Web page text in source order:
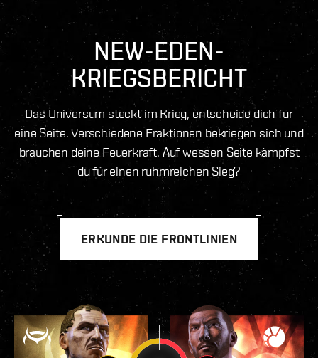
NEW-EDEN-
KRIEGSBERICHT
Das Universum steckt im Krieg, entscheide dich für
eine Seite. Verschiedene Fraktionen bekriegen sich und
brauchen deine Feuerkraft. Auf wessen Seite kämpfst
du für einen ruhmreichen Sieg?
ERKUNDE DIE FRONTLINIEN